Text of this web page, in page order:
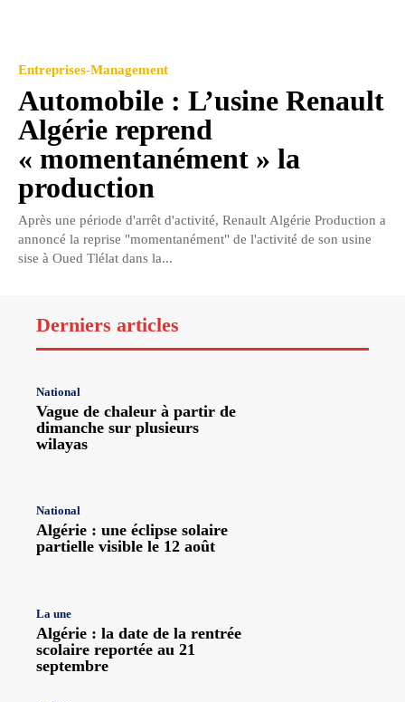
Entreprises-Management
Automobile : L’usine Renault
Algérie reprend
« momentanément » la
production
Après une période d'arrêt d'activité, Renault Algérie Production a
annoncé la reprise "momentanément" de l'activité de son usine
sise à Oued Tlélat dans la...
Derniers articles
National
Vague de chaleur à partir de
dimanche sur plusieurs
wilayas
National
Algérie : une éclipse solaire
partielle visible le 12 août
La une
Algérie : la date de la rentrée
scolaire reportée au 21
septembre